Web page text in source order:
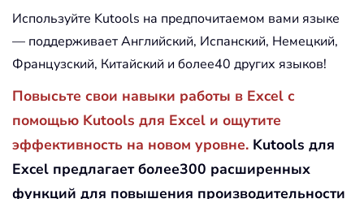
Используйте Kutools на предпочитаемом вами языке
— поддерживает Английский, Испанский, Немецкий,
Французский, Китайский и более40 других языков!
Повысьте свои навыки работы в Excel с
помощью Kutools для Excel и ощутите
эффективность на новом уровне. Kutools для
Excel предлагает более300 расширенных
функций для повышения производительности